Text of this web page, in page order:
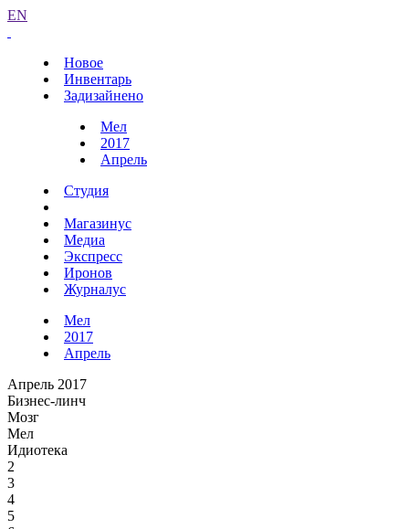
EN
Новое
Инвентарь
Задизайнено
Мел
2017
Апрель
Студия
Магазинус
Медиа
Экспресс
Иронов
Журналус
Мел
2017
Апрель
Апрель 2017
Бизнес-линч
Мозг
Мел
Идиотека
2
3
4
5